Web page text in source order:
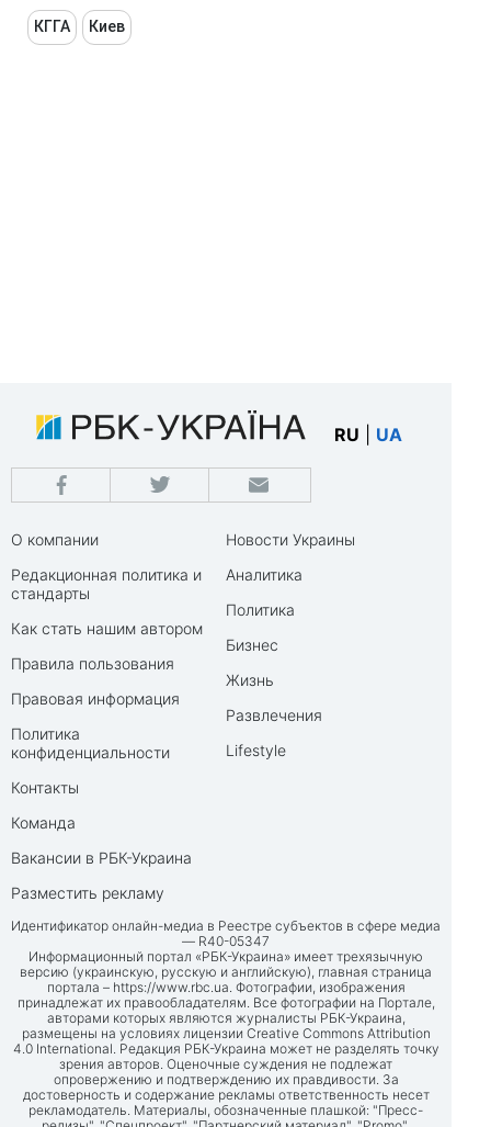
КГГА Киев
RU UA
О компании
Редакционная политика и
стандарты
Как стать нашим автором
Правила пользования
Правовая информация
Политика
конфиденциальности
Контакты
Команда
Вакансии в РБК-Украина
Разместить рекламу
Новости Украины
Аналитика
Политика
Бизнес
Жизнь
Развлечения
Lifestyle
Идентификатор онлайн-медиа в Реестре субъектов в сфере медиа
— R40-05347
Информационный портал «РБК-Украина» имеет трехязычную
версию (украинскую, русскую и английскую), главная страница
портала – https://www.rbc.ua. Фотографии, изображения
принадлежат их правообладателям. Все фотографии на Портале,
авторами которых являются журналисты РБК-Украина,
размещены на условиях лицензии Creative Commons Attribution
4.0 International. Редакция РБК-Украина может не разделять точку
зрения авторов. Оценочные суждения не подлежат
опровержению и подтверждению их правдивости. За
достоверность и содержание рекламы ответственность несет
рекламодатель. Материалы, обозначенные плашкой: "Пресс-